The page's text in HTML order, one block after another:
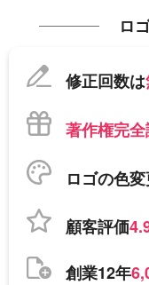
ロ
修正回数は
著作権完
ロゴの色
顧客評価
創業12年